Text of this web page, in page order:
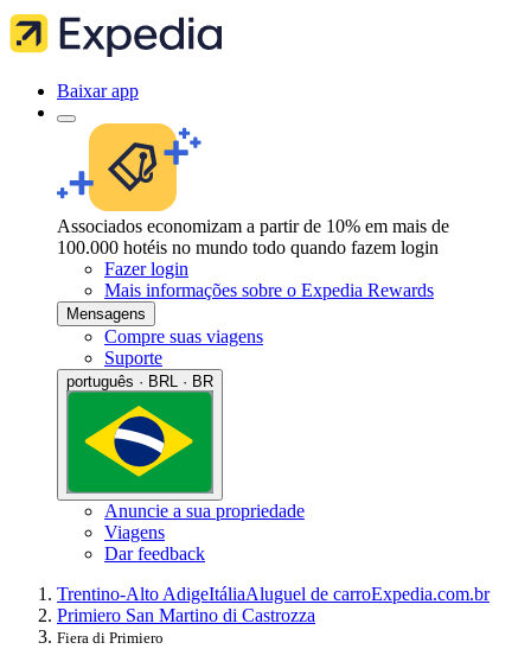
Baixar app
Associados economizam a partir de 10% em mais de
100.000 hotéis no mundo todo quando fazem login
Fazer login
Mais informações sobre o Expedia Rewards
Mensagens
Compre suas viagens
Suporte
português · BRL · BR
Anuncie a sua propriedade
Viagens
Dar feedback
Trentino-Alto AdigeItáliaAluguel de carroExpedia.com.br
Primiero San Martino di Castrozza
Fiera di Primiero